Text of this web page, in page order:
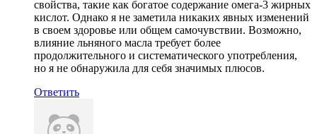
свойства, такие как богатое содержание омега-3 жирных
кислот. Однако я не заметила никаких явных изменений
в своем здоровье или общем самочувствии. Возможно,
влияние льняного масла требует более
продолжительного и систематического употребления,
но я не обнаружила для себя значимых плюсов.
Ответить